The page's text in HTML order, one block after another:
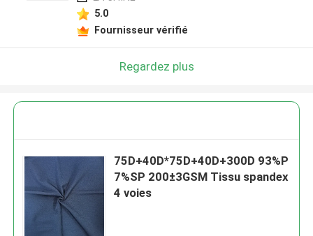
5.0
Fournisseur vérifié
Regardez plus
75D+40D*75D+40D+300D 93%P
7%SP 200±3GSM Tissu spandex
4 voies